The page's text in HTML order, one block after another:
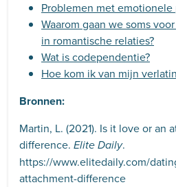
Problemen met
Waarom gaan we soms
in romantische relaties?
Wat is codependentie?
Hoe kom ik van mijn
Bronnen:
Martin, L. (2021). Is it love or an
difference. Elite Daily.
https://www.elitedaily.com/
attachment-difference